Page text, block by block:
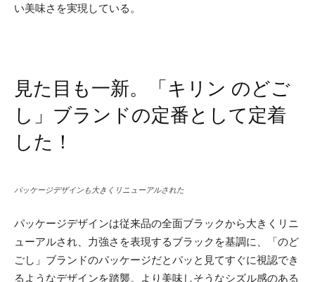
い美味さを実現している。
見た目も一新。「キリン のどご
し」ブランドの定番として定着
した！
パッケージデザインも大きくリニューアルされた
パッケージデザインは従来品の全面ブラックから大きくリニ
ューアルされ、力強さを表現するブラックを基調に、「のど
ごし」ブランドのパッケージだとパッと見てすぐに視認でき
るようなデザインを踏襲。より美味しそうなシズル感のある